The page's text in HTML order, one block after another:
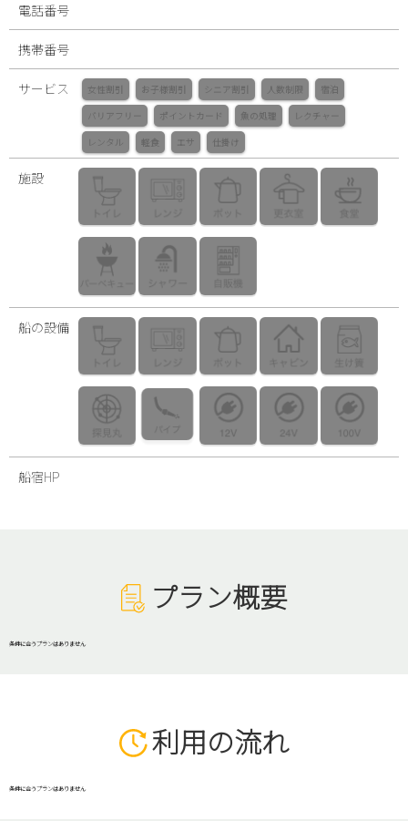
電話番号
携帯番号
サービス 女性割引 お子様割引 シニア割引 人数制限 宿泊
バリアフリー ポイントカード 魚の処理 レクチャー
レンタル 軽食 エサ 仕掛け
施設
船の設備
船宿HP
プラン概要
条件に合うプランはありません
利用の流れ
条件に合うプランはありません